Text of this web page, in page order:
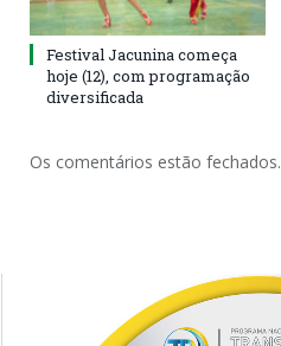
Festival Jacunina começa
hoje (12), com programação
diversificada
Os comentários estão fechados.